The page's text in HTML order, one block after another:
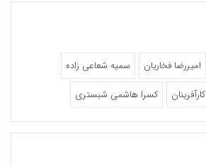
امیررضا فخاریان
سمیه شعاعی زاده
کارآفرینان کسرا هاشمی شبستری